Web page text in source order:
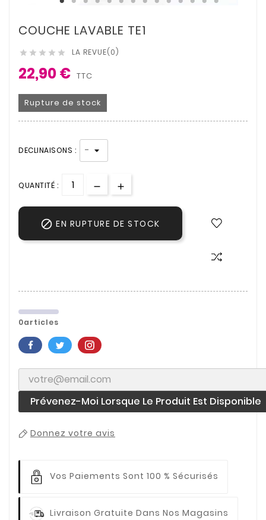
COUCHE LAVABLE TE1
     LA REVUE(0)
22,90 € TTC
Rupture de stock
DECLINAISONS :
QUANTITÉ :
 EN RUPTURE DE STOCK
0articles
Prévenez-Moi Lorsque Le Produit Est Disponible
Donnez votre avis
Vos Paiements Sont 100 % Sécurisés
Livraison Gratuite Dans Nos Magasins